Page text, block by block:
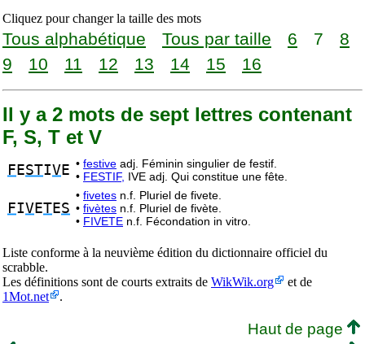
Cliquez pour changer la taille des mots
Tous alphabétique Tous par taille 6 7
8
9
10 11 12 13 14 15 16
Il y a 2 mots de sept lettres contenant
F, S, T et V
F ESTIVE • festive adj. Féminin singulier de festif.
• FESTIF, IVE adj. Qui constitue une fête.
FIVETES
• fivetes n.f. Pluriel de fivete.
• fivètes n.f. Pluriel de fivète.
• FIVETE n.f. Fécondation in vitro.
Liste conforme à la neuvième édition du dictionnaire officiel du
scrabble.
Les définitions sont de courts extraits de WikWik.org
et de
1Mot.net
.
Haut de page